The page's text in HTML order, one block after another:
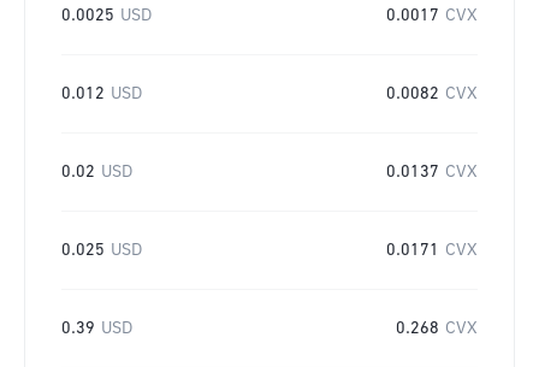
0.0025 USD 0.0017 CVX
0.012 USD 0.0082 CVX
0.02 USD 0.0137 CVX
0.025 USD 0.0171 CVX
0.39 USD 0.268 CVX